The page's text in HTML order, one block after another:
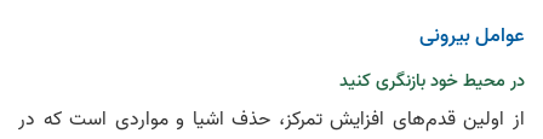
عوامل بیرونی
در محیط خود بازنگری کنید
از اولین قدم‌های افزایش تمرکز، حذف اشیا و مواردی است که در